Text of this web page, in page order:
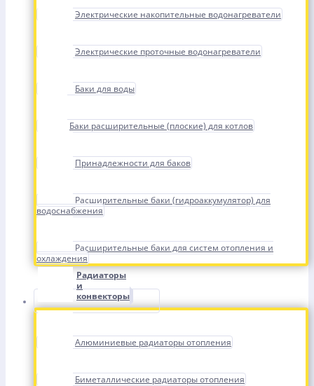
Электрические накопительные водонагреватели
Электрические проточные водонагреватели
Баки для воды
Баки расширительные (плоские) для котлов
Принадлежности для баков
Расширительные баки (гидроаккумулятор) для
водоснабжения
Расширительные баки для систем отопления и
охлаждения
Радиаторы
и
конвекторы
Алюминиевые радиаторы отопления
Биметаллические радиаторы отопления